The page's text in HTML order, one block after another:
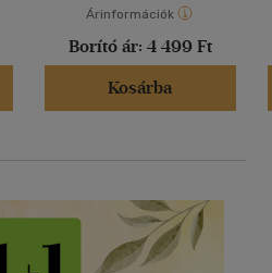
Árinformációk
Borító ár: 4 499 Ft
Kosárba